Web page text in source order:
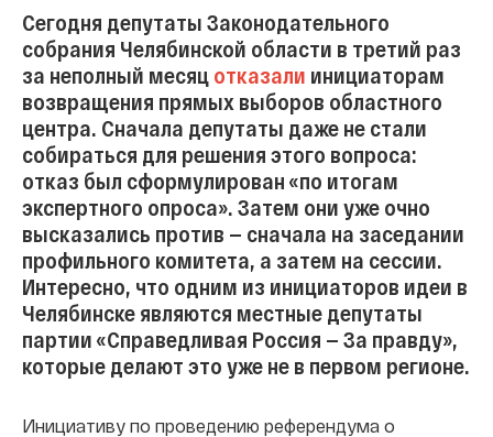
Сегодня депутаты Законодательного
собрания Челябинской области в третий раз
за неполный месяц отказали инициаторам
возвращения прямых выборов областного
центра. Сначала депутаты даже не стали
собираться для решения этого вопроса:
отказ был сформулирован «по итогам
экспертного опроса». Затем они уже очно
высказались против — сначала на заседании
профильного комитета, а затем на сессии.
Интересно, что одним из инициаторов идеи в
Челябинске являются местные депутаты
партии «Справедливая Россия — За правду»,
которые делают это уже не в первом регионе.
Инициативу по проведению референдума о